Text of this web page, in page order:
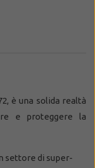
è una solida realtà
e proteggere la
settore di super-